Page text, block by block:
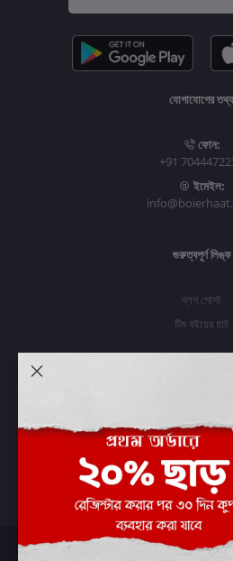
যোগাযোগের তথ্য
ফোন:
+91
ইমেইল:
গুরুত্বপূর্ণ লিঙ্ক
ব্লগ পোস্ট
টিম বইয়ের হাট
প্রবেশ করুন
অর্ডার ইতিহাস
আমার ইচ্ছাগুলি
অর্ডার ট্র্যাকিং
Boier Haat™ | © All rights